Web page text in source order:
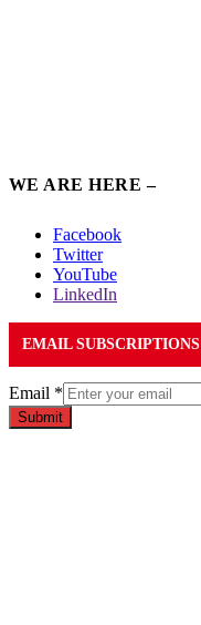
WE ARE HERE –
Facebook
Twitter
YouTube
LinkedIn
EMAIL SUBSCRIPTIONS
Email *
Submit